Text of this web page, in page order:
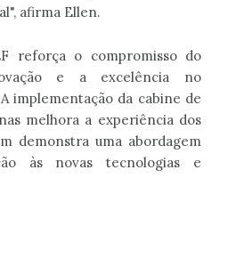
afirma Ellen.
reforça o compromisso do
e a excelência no
implementação da cabine de
melhora a experiência dos
demonstra uma abordagem
às novas tecnologias e